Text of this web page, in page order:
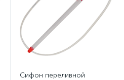
Сифон переливной